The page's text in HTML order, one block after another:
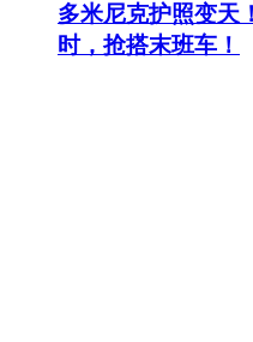
多米尼克护照变天
时，抢搭末班车！